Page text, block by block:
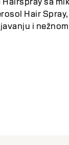
Hair
i